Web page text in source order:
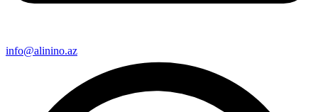
info@alinino.az